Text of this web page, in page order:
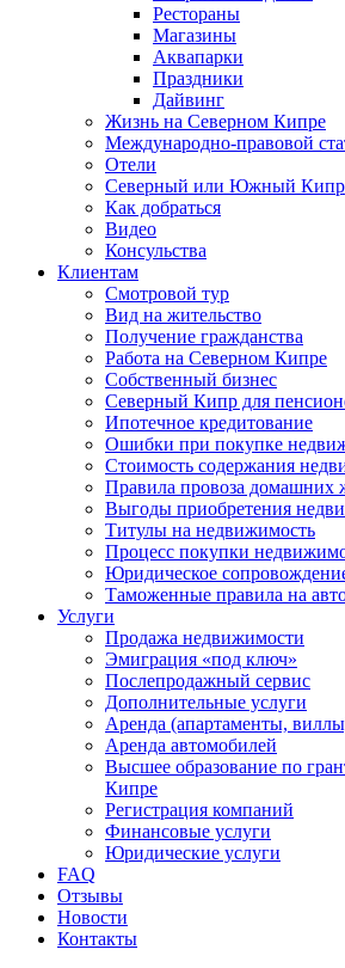
Рестораны
Магазины
Аквапарки
Праздники
Дайвинг
Жизнь на Северном Кипре
Международно-правовой
Отели
Северный или Южный Кипр
Как добраться
Видео
Консульства
Клиентам
Смотровой тур
Вид на жительство
Получение гражданства
Работа на Северном Кипре
Собственный бизнес
Северный Кипр для
Ипотечное кредитование
Ошибки при покупке
Стоимость содержания
Правила провоза домашних
Выгоды приобретения
Титулы на недвижимость
Процесс покупки
Юридическое
Таможенные правила на
Услуги
Продажа недвижимости
Эмиграция «под ключ»
Послепродажный сервис
Дополнительные услуги
Аренда (апартаменты,
Аренда автомобилей
Высшее образование по
Кипре
Регистрация компаний
Финансовые услуги
Юридические услуги
FAQ
Отзывы
Новости
Контакты